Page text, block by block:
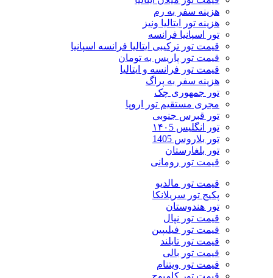
هزینه سفر به رم
هزینه تور ایتالیا ونیز
تور اسپانیا فرانسه
قیمت تور ترکیبی ایتالیا فرانسه اسپانیا
قیمت تور پاریس به تومان
قیمت تور فرانسه و ایتالیا
هزینه سفر به پراگ
تور جمهوری چک
مجری مستقیم تور اروپا
تور قبرس جنوبی
تور انگلیس ۱۴۰5
تور بلاروس 1405
تور بلغارستان
قیمت تور رومانی
قیمت تور مالدیو
پکیج تور سریلانکا
تور هندوستان
قیمت تور نپال
قیمت تور فیلیپین
قیمت تور تایلند
قیمت تور بالی
قیمت تور ویتنام
قیمت تور کامبوج